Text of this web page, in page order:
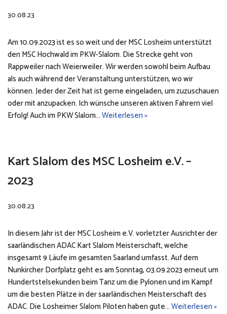
30.08.23
Am 10.09.2023 ist es so weit und der MSC Losheim unterstützt
den MSC Hochwald im PKW-Slalom. Die Strecke geht von
Rappweiler nach Weierweiler. Wir werden sowohl beim Aufbau
als auch während der Veranstaltung unterstützen, wo wir
können. Jeder der Zeit hat ist gerne eingeladen, um zuzuschauen
oder mit anzupacken. Ich wünsche unseren aktiven Fahrern viel
Erfolg! Auch im PKW Slalom…Weiterlesen »
Kart Slalom des MSC Losheim e.V. –
2023
30.08.23
In diesem Jahr ist der MSC Losheim e.V. vorletzter Ausrichter der
saarländischen ADAC Kart Slalom Meisterschaft, welche
insgesamt 9 Läufe im gesamten Saarland umfasst. Auf dem
Nunkircher Dorfplatz geht es am Sonntag, 03.09.2023 erneut um
Hundertstelsekunden beim Tanz um die Pylonen und im Kampf
um die besten Plätze in der saarländischen Meisterschaft des
ADAC. Die Losheimer Slalom Piloten haben gute…Weiterlesen »